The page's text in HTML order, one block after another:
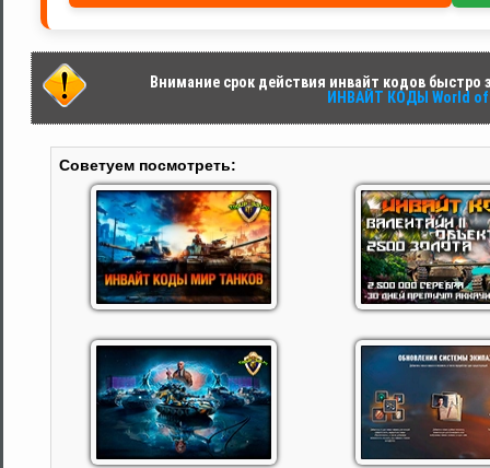
Внимание срок действия инвайт кодов быстро
ИНВАЙТ КОДЫ World
Советуем посмотреть: